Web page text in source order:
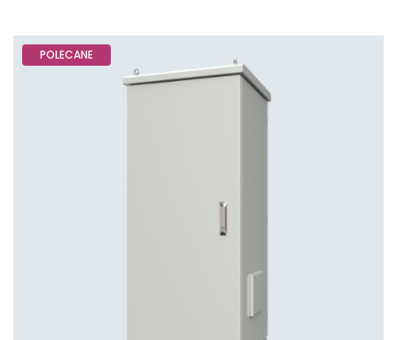
POLECANE